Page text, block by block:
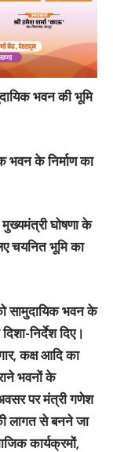
भवन की भूमि
भवन के निर्माण का
घोषणा के
चयनित भूमि का
सामुदायिक भवन के
निर्देश दिए।
कक्ष आदि का
भवनों के
पर मंत्री गणेश
लागत से बनने जा
कार्यक्रमों,